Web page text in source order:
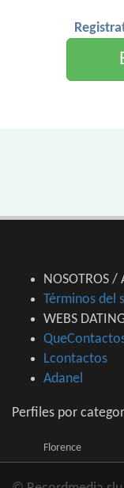
NOSOTROS /
Términos del
WEBS
Lcontactos
Adanel
Perfiles por
Florence